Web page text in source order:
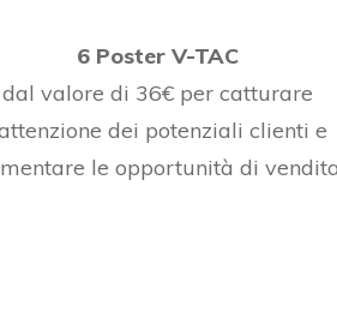
6 Poster V-TAC
dal valore di 36€ per catturare
dei potenziali clienti e
le opportunità di vendita